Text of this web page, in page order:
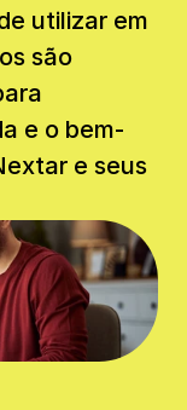
utilizar em
são
e o bem-
e seus